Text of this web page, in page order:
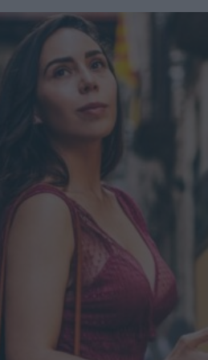
plastico certificato in
della American Society of
il concetto di apparire meno
nell'estetica verso forma un
che le persone hanno uno
peso, c’è un ripensamento
e della silhouette". C'è un
cautela in merito: "Dico spesso
il massimo da un
Se il paziente perde altri
il risultato potrebbe non
quindi, sarebbe raggiungere e
prima di decidere di sottoporsi a